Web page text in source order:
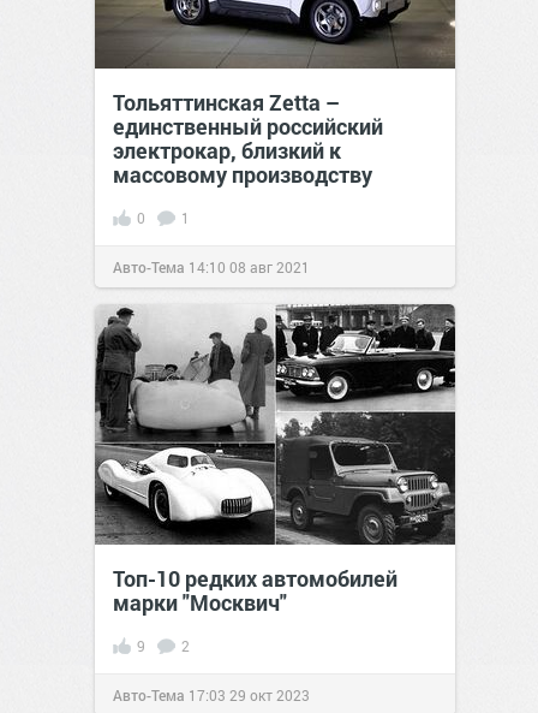
Тольяттинская Zetta –
единственный российский
электрокар, близкий к
массовому производству
0 1
Авто-Тема 14:10 08 авг 2021
Топ-10 редких автомобилей
марки "Москвич"
9 2
Авто-Тема 17:03 29 окт 2023